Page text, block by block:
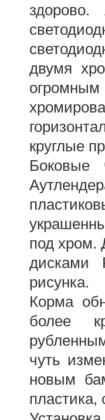
здорово.
двумя
круглые
Боковые
под хром.
дисками
рисунка.
Корма
более
чуть
новым
пластика,